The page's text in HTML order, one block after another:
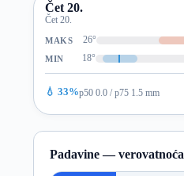
Čet 20.
Čet 20.
MAKS 26°
MIN 18°
💧 33%p50 0.0 / p75 1.5 mm
Padavine — verovatnoća